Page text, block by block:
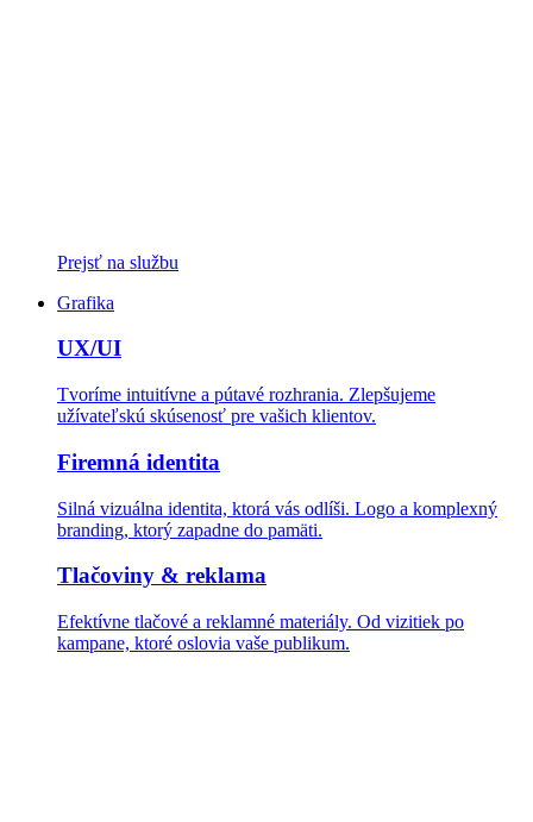
Prejsť na službu
Grafika
UX/UI
Tvoríme intuitívne a pútavé rozhrania. Zlepšujeme
užívateľskú skúsenosť pre vašich klientov.
Firemná identita
Silná vizuálna identita, ktorá vás odlíši. Logo a komplexný
branding, ktorý zapadne do pamäti.
Tlačoviny & reklama
Efektívne tlačové a reklamné materiály. Od vizitiek po
kampane, ktoré oslovia vaše publikum.